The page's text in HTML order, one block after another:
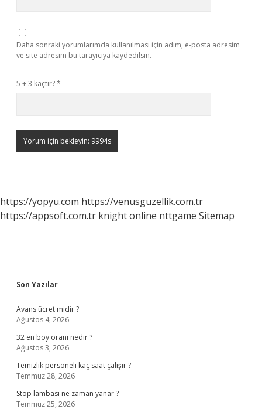
Daha sonraki yorumlarımda kullanılması için adım, e-posta adresim
ve site adresim bu tarayıcıya kaydedilsin.
5 + 3 kaçtır?*
https://yopyu.com https://venusguzellik.com.tr
https://appsoft.com.tr knight online nttgame Sitemap
Sidebar
Son Yazılar
Avans ücret midir ?
Ağustos 4, 2026
32 en boy oranı nedir ?
Ağustos 3, 2026
Temizlik personeli kaç saat çalışır ?
Temmuz 28, 2026
Stop lambası ne zaman yanar ?
Temmuz 25, 2026